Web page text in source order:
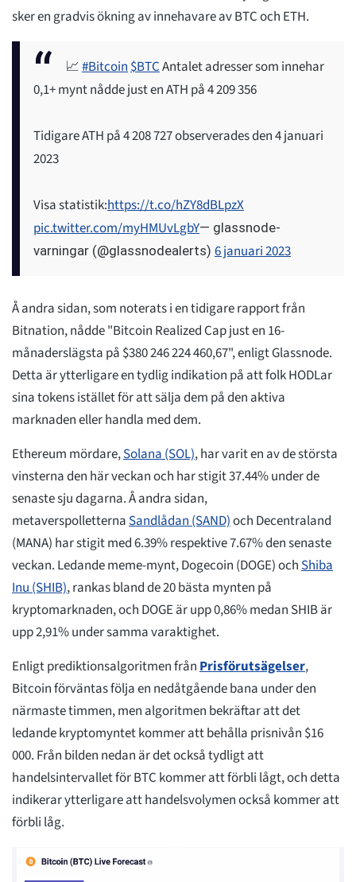
sker en gradvis ökning av innehavare av BTC och ETH.
📈#Bitcoin$BTCAntalet adresser som innehar
0,1+ mynt nådde just en ATH på 4 209 356
Tidigare ATH på 4 208 727 observerades den 4 januari
2023
Visa statistik:https://t.co/hZY8dBLpzX
pic.twitter.com/myHMUvLgbY— glassnode-
varningar (@glassnodealerts) 6 januari 2023
Å andra sidan, som noterats i en tidigare rapport från
Bitnation, nådde "Bitcoin Realized Cap just en 16-
månaderslägsta på $380 246 224 460,67", enligt Glassnode.
Detta är ytterligare en tydlig indikation på att folk HODLar
sina tokens istället för att sälja dem på den aktiva
marknaden eller handla med dem.
Ethereum mördare,Solana (SOL), har varit en av de största
vinsterna den här veckan och har stigit 37.44% under de
senaste sju dagarna. Å andra sidan,
metaverspolletternaSandlådan (SAND)och Decentraland
(MANA) har stigit med 6.39% respektive 7.67% den senaste
veckan. Ledande meme-mynt, Dogecoin (DOGE) ochShiba
Inu (SHIB), rankas bland de 20 bästa mynten på
kryptomarknaden, och DOGE är upp 0,86% medan SHIB är
upp 2,91% under samma varaktighet.
Enligt prediktionsalgoritmen frånPrisförutsägelser,
Bitcoin förväntas följa en nedåtgående bana under den
närmaste timmen, men algoritmen bekräftar att det
ledande kryptomyntet kommer att behålla prisnivån $16
000. Från bilden nedan är det också tydligt att
handelsintervallet för BTC kommer att förbli lågt, och detta
indikerar ytterligare att handelsvolymen också kommer att
förbli låg.